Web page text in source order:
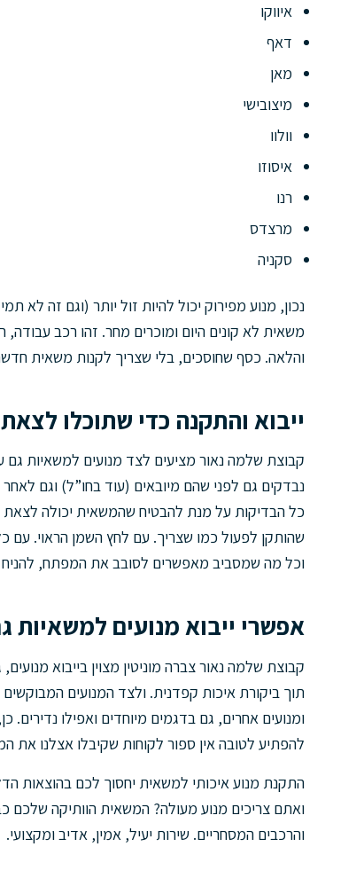
איווקו
דאף
מאן
מיצובישי
וולוו
איסוזו
רנו
מרצדס
סקניה
נכון, מנוע מפירוק יכול להיות זול יותר (וגם זה
משאית לא קונים היום ומוכרים מחר. זהו רכב עבודה,
והלאה. כסף שחוסכים, בלי שצריך לקנות משאית
ייבוא והתקנה כדי שתוכלו
קבוצת שלמה נאור מציעים לצד מנועים למשאיות גם
נבדקים גם לפני שהם מיובאים (עוד בחו”ל) וגם
כל הבדיקות על מנת להבטיח שהמשאית יכולה לצאת
שהותקן לפעול כמו שצריך. עם לחץ השמן הראוי.
וכל מה שמסביב מאפשרים לסובב את המפתח, להניח
אפשרי ייבוא מנועים למשאיות
קבוצת שלמה נאור צברה מוניטין מצוין בייבוא
תוך ביקורת איכות קפדנית. ולצד המנועים
ומנועים אחרים, גם בדגמים מיוחדים ואפילו נדירים.
להפתיע לטובה אין ספור לקוחות שקיבלו אצלנו את
התקנת מנוע איכותי למשאית יחסוך לכם בהוצאות
ואתם צריכים מנוע מעולה? המשאית הוותיקה שלכם
והרכבים המסחריים. שירות יעיל, אמין, אדיב ומקצועי.